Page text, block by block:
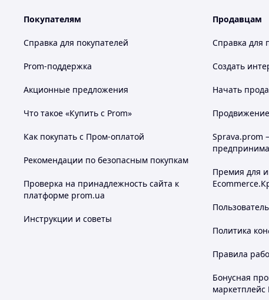
Покупателям
Справка для покупателей
Prom-поддержка
Акционные предложения
Что такое «Купить с Prom»
Как покупать с Пром-оплатой
Рекомендации по безопасным покупкам
Проверка на принадлежность сайта к
платформе prom.ua
Инструкции и советы
Продавцам
Справка для
Создать
Начать
Продвижение
Sprava.prom
Премия для
Политика
Правила
Бонусная
маркетплейс